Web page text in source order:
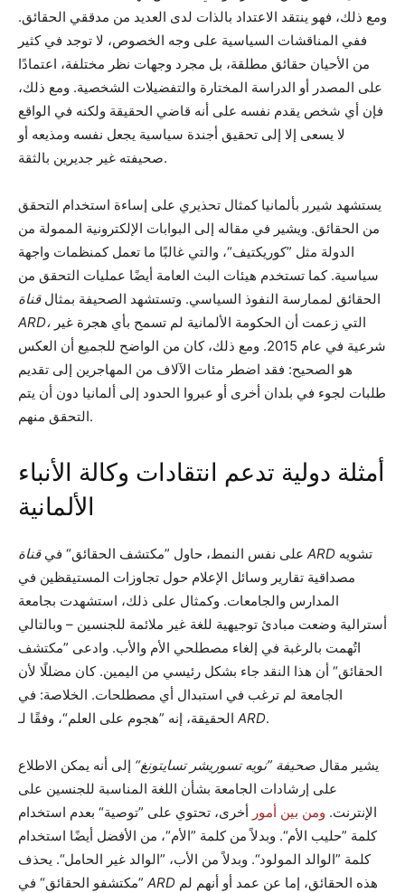
ومع ذلك، فهو ينتقد الاعتداد بالذات لدى العديد من مدققي الحقائق.
ففي المناقشات السياسية على وجه الخصوص، لا توجد في كثير
من الأحيان حقائق مطلقة، بل مجرد وجهات نظر مختلفة، اعتمادًا
على المصدر أو الدراسة المختارة والتفضيلات الشخصية. ومع ذلك،
فإن أي شخص يقدم نفسه على أنه قاضي الحقيقة ولكنه في الواقع
لا يسعى إلا إلى تحقيق أجندة سياسية يجعل نفسه ومذيعه أو
صحيفته غير جديرين بالثقة.
يستشهد شيرر بألمانيا كمثال تحذيري على إساءة استخدام التحقق
من الحقائق. ويشير في مقاله إلى البوابات الإلكترونية الممولة من
الدولة مثل ”كوريكتيف“، والتي غالبًا ما تعمل كمنظمات واجهة
سياسية. كما تستخدم هيئات البث العامة أيضًا عمليات التحقق من
الحقائق لممارسة النفوذ السياسي. وتستشهد الصحيفة بمثالقناة
ARD،
شرعية في عام 2015. ومع ذلك، كان من الواضح للجميع أن العكس
هو الصحيح: فقد اضطر مئات الآلاف من المهاجرين إلى تقديم
طلبات لجوء في بلدان أخرى أو عبروا الحدود إلى ألمانيا دون أن يتم
التحقق منهم.
أمثلة دولية تدعم انتقادات وكالة الأنباء
الألمانية
على نفس النمط، حاول ”مكتشف الحقائق“ في قناة ARD
مصداقية تقارير وسائل الإعلام حول تجاوزات المستيقظين في
المدارس والجامعات. وكمثال على ذلك، استشهدت بجامعة
أسترالية وضعت مبادئ توجيهية للغة غير ملائمة للجنسين – وبالتالي
اتُهمت بالرغبة في إلغاء مصطلحي الأم والأب. وادعى ”مكتشف
الحقائق“ أن هذا النقد جاء بشكل رئيسي من اليمين. كان مضللًا لأن
الجامعة لم ترغب في استبدال أي مصطلحات. الخلاصة: في
ARD.
يشير مقال صحيفة ”نويه تسوريشر تسايتونغ“ إلى أنه يمكن الاطلاع
على إرشادات الجامعة بشأن اللغة المناسبة للجنسين على
الإنترنت. ومن بين أمور أخرى، تحتوي على ”توصية“ بعدم استخدام
كلمة ”حليب الأم“. وبدلاً من كلمة ”الأم“، من الأفضل أيضًا استخدام
كلمة ”الوالد المولود“. وبدلاً من الأب، ”الوالد غير الحامل“. يحذف
ARD